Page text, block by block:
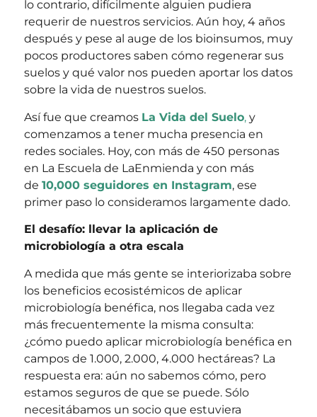
lo contrario, difícilmente alguien pudiera
requerir de nuestros servicios. Aún hoy, 4 años
después y pese al auge de los bioinsumos, muy
pocos productores saben cómo regenerar sus
suelos y qué valor nos pueden aportar los datos
sobre la vida de nuestros suelos.
Así fue que creamos La Vida del Suelo, y
comenzamos a tener mucha presencia en
redes sociales. Hoy, con más de 450 personas
en La Escuela de LaEnmienda y con más
de 10,000 seguidores en Instagram, ese
primer paso lo consideramos largamente dado.
El desafío: llevar la aplicación de
microbiología a otra escala
A medida que más gente se interiorizaba sobre
los beneficios ecosistémicos de aplicar
microbiología benéfica, nos llegaba cada vez
más frecuentemente la misma consulta:
¿cómo puedo aplicar microbiología benéfica en
campos de 1.000, 2.000, 4.000 hectáreas? La
respuesta era: aún no sabemos cómo, pero
estamos seguros de que se puede. Sólo
necesitábamos un socio que estuviera